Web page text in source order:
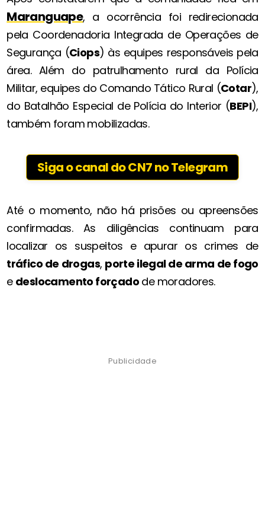
Maranguape, a ocorrência foi redirecionada
pela Coordenadoria Integrada de Operações de
Segurança (Ciops) às equipes responsáveis pela
área. Além do patrulhamento rural da Polícia
Militar, equipes do Comando Tático Rural (Cotar),
do Batalhão Especial de Polícia do Interior (BEPI),
também foram mobilizadas.
Siga o canal do CN7 no Telegram
Até o momento, não há prisões ou apreensões
confirmadas. As diligências continuam para
localizar os suspeitos e apurar os crimes de
tráfico de drogas, porte ilegal de arma de fogo
e deslocamento forçado de moradores.
Publicidade